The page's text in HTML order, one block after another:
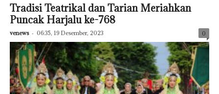
Tradisi Teatrikal dan Tarian Meriahkan
Puncak Harjalu ke-768
venews - 06:35, 19 Desember, 2023 0